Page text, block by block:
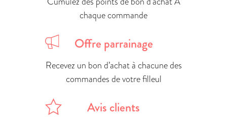
chaque commande
Offre parrainage
Recevez un bon d’achat à chacune des
commandes de votre filleul
Avis clients